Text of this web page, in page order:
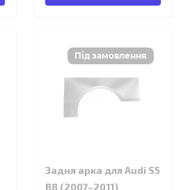
Задня арка для Audi S5
B8 (2007–2011)